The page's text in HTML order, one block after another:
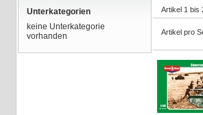
Unterkategorien
keine Unterkategorie
vorhanden
Artikel 1 bis
Artikel pro